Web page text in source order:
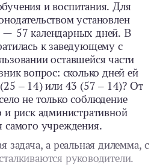
и воспитания. Для
установлен
— 57 календарных дней. В
к заведующему с
оставшейся части
вопрос: сколько дней ей
‒ 14) или 43 (57 ‒ 14)? От
не только соблюдение
и риск административной
самого учреждения.
задача, а реальная дилемма, с
руководители.